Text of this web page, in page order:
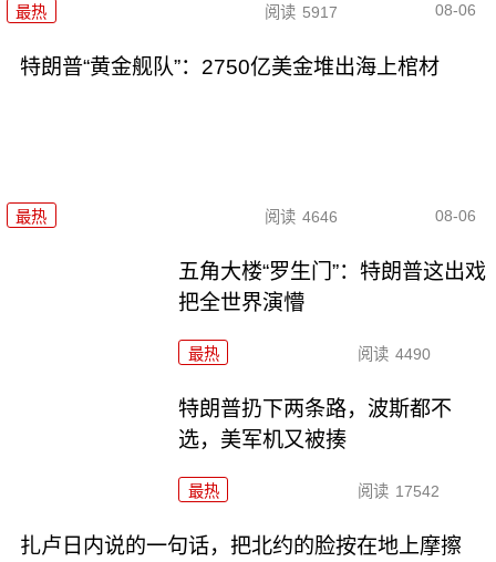
最热 阅读 5917 08-06
特朗普“黄金舰队”：2750亿美金堆出海上棺材
最热 阅读 4646 08-06
五角大楼“罗生门”：特朗普这出戏
把全世界演懵
最热 阅读 4490
特朗普扔下两条路，波斯都不
选，美军机又被揍
最热 阅读 17542
扎卢日内说的一句话，把北约的脸按在地上摩擦